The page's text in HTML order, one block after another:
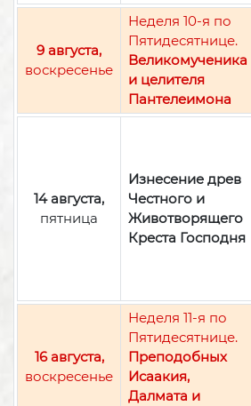
9 августа,
воскресенье
Неделя 10-я по
Пятидесятнице.
Великомученика
и целителя
Пантелеимона
14 августа,
пятница
Изнесение древ
Честного и
Животворящего
Креста Господня
16 августа,
воскресенье
Неделя 11-я по
Пятидесятнице.
Преподобных
Исаакия,
Далмата и